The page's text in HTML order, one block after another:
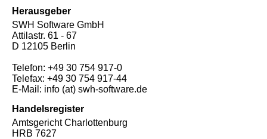
Herausgeber
SWH Software GmbH
Attilastr. 61 - 67
D 12105 Berlin
Telefon: +49 30 754 917-0
Telefax: +49 30 754 917-44
E-Mail: info (at) swh-software.de
Handelsregister
Amtsgericht Charlottenburg
HRB 7627